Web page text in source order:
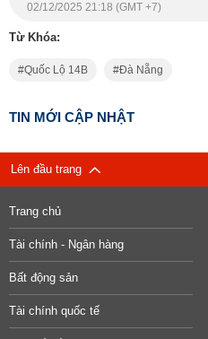
02/12/2025 21:18 (GMT +7)
Từ Khóa:
Quốc Lộ 14B Đà Nẵng
TIN MỚI CẬP NHẬT
Lên đầu trang
Trang chủ
Tài chính - Ngân hàng
Bất động sản
Tài chính quốc tế